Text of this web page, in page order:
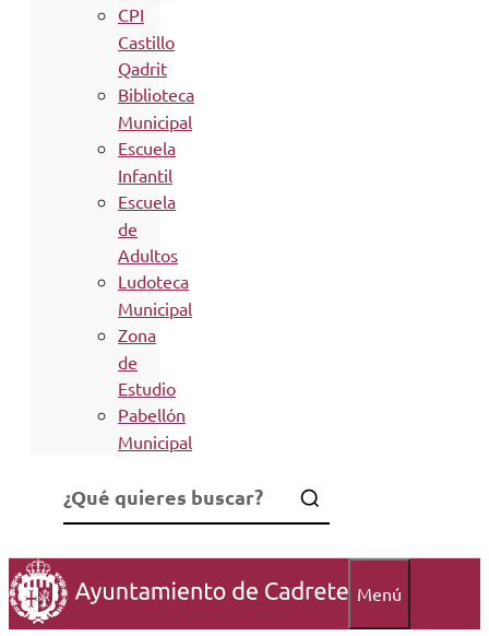
CPI
Castillo
Qadrit
Biblioteca
Municipal
Escuela
Infantil
Escuela
de
Adultos
Ludoteca
Municipal
Zona
de
Estudio
Pabellón
Municipal
Menú